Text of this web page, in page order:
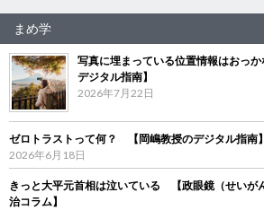
まめ学
写真に埋まっている位置情報はおっ
デジタル指南】
2026年7月22日
ゼロトラストって何？ 【岡嶋教授のデジタル指南】
2026年6月18日
きっと大平元首相は泣いている 【政眼鏡（せいが
治コラム】